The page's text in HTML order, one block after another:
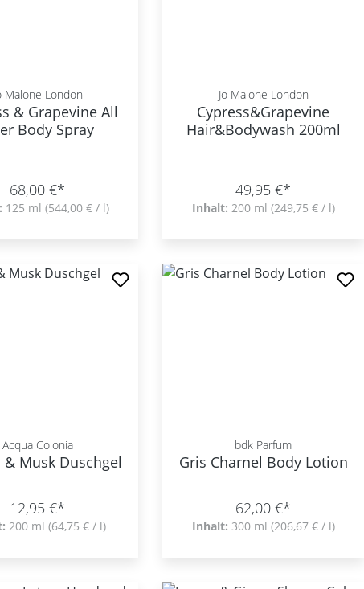
Malone London
& Grapevine All
Body Spray
68,00 €*
125 ml (544,00 € / l)
Jo Malone London
Cypress&Grapevine
Hair&Bodywash 200ml
49,95 €*
Inhalt: 200 ml (249,75 € / l)
Acqua Colonia
& Musk Duschgel
12,95 €*
200 ml (64,75 € / l)
bdk Parfum
Gris Charnel Body Lotion
62,00 €*
Inhalt: 300 ml (206,67 € / l)